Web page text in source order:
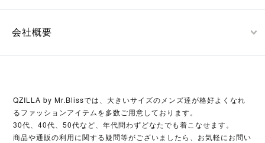
会社概要
QZILLA by Mr.Blissでは、大きいサイズのメンズ達が格好よくなれ
るファッションアイテムを多数ご用意しております。
30代、40代、50代など、年代問わずどなたでも着こなせます。
商品や通販の利用に関する疑問等がございましたら、お気軽にお問い